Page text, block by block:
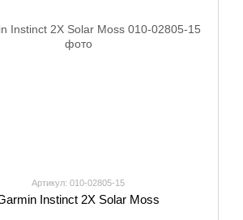
Артикул: 010-02805-15
Instinct 2X Solar Moss